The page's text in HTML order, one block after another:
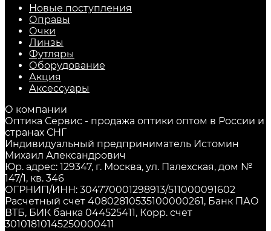
Новые поступления
Оправы
Очки
Линзы
Футляры
Оборудование
Акция
Аксессуары
О компании
Оптика Сервис - продажа оптики оптом в России и
странах СНГ
Индивидуальный предприниматель Истомин
Михаил Александрович
Юр. адрес: 129347, г. Москва, ул. Палехская, дом №
147/1, кв. 346
ОГРНИП/ИНН: 304770001298913/511000091602
Расчетный счет 40802810535100000261, Банк ПАО
ВТБ, БИК банка 044525411, Корр. счет
30101810145250000411